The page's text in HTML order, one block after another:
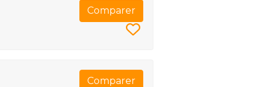
Comparer
Comparer